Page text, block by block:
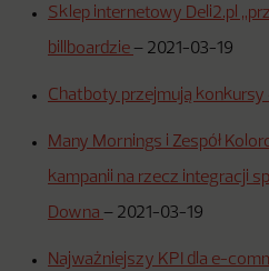
Sklep internetowy Deli2.pl
billboardzie – 2021-03-19
Chatboty przejmują konkursy
Many Mornings i Zespół
kampanii na rzecz integracji
Downa – 2021-03-19
Najważniejszy KPI dla e-